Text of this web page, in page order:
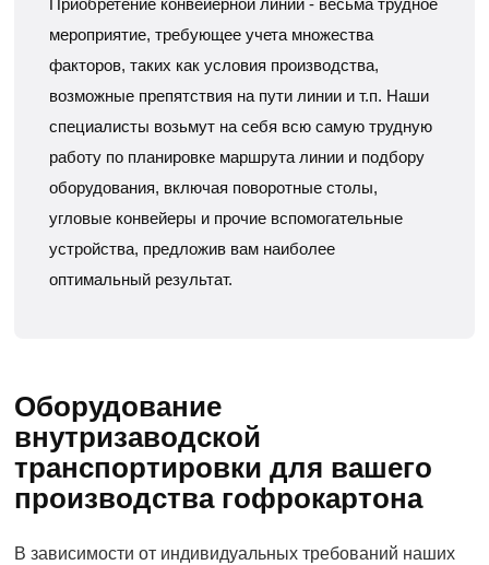
Приобретение конвейерной линии - весьма трудное
мероприятие, требующее учета множества
факторов, таких как условия производства,
возможные препятствия на пути линии и т.п. Наши
специалисты возьмут на себя всю самую трудную
работу по планировке маршрута линии и подбору
оборудования, включая поворотные столы,
угловые конвейеры и прочие вспомогательные
устройства, предложив вам наиболее
оптимальный результат.
Оборудование
внутризаводской
транспортировки для вашего
производства гофрокартона
В зависимости от индивидуальных требований наших